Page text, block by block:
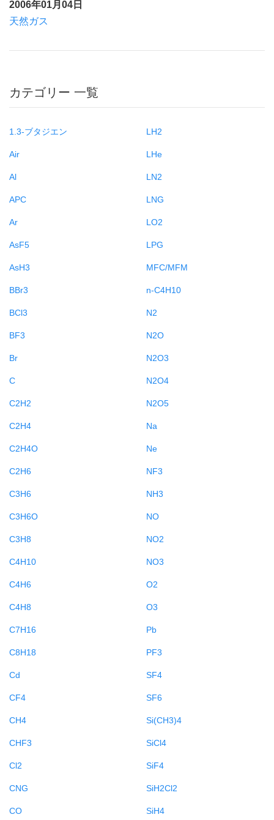
2006年01月04日
天然ガス
カテゴリー 一覧
1.3-ブタジエン
Air
Al
APC
Ar
AsF5
AsH3
BBr3
BCl3
BF3
Br
C
C2H2
C2H4
C2H4O
C2H6
C3H6
C3H6O
C3H8
C4H10
C4H6
C4H8
C7H16
C8H18
Cd
CF4
CH4
CHF3
Cl2
CNG
CO
LH2
LHe
LN2
LNG
LO2
LPG
MFC/MFM
n-C4H10
N2
N2O
N2O3
N2O4
N2O5
Na
Ne
NF3
NH3
NO
NO2
NO3
O2
O3
Pb
PF3
SF4
SF6
Si(CH3)4
SiCl4
SiF4
SiH2Cl2
SiH4